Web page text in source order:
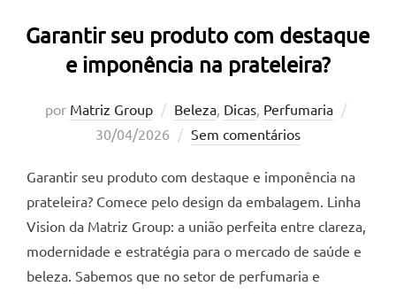
Garantir seu produto com destaque
e imponência na prateleira?
por Matriz Group Beleza, Dicas, Perfumaria
30/04/2026 Sem comentários
Garantir seu produto com destaque e imponência na
prateleira? Comece pelo design da embalagem. Linha
Vision da Matriz Group: a união perfeita entre clareza,
modernidade e estratégia para o mercado de saúde e
beleza. Sabemos que no setor de perfumaria e